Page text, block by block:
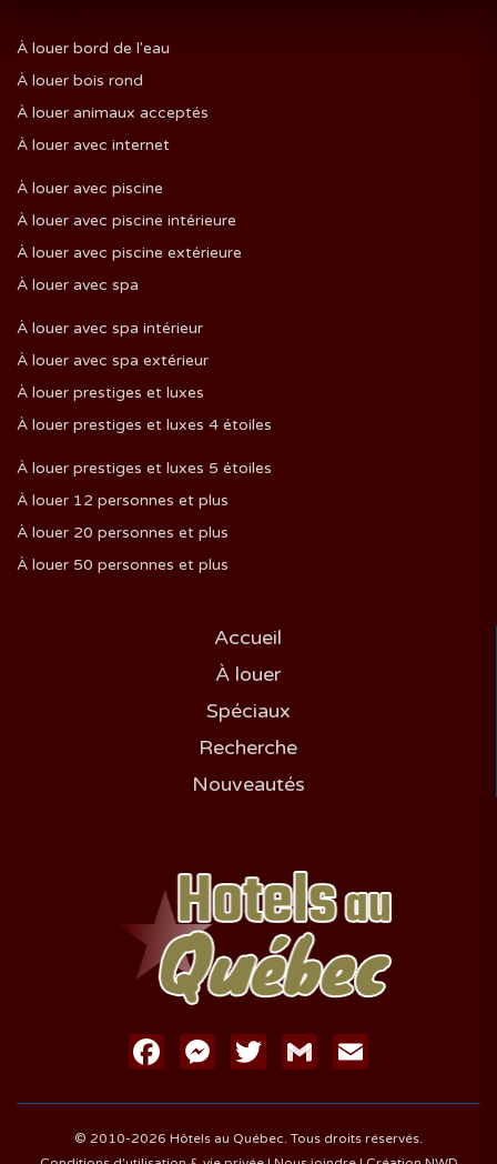
À louer bord de l'eau
À louer bois rond
À louer animaux acceptés
À louer avec internet
À louer avec piscine
À louer avec piscine intérieure
À louer avec piscine extérieure
À louer avec spa
À louer avec spa intérieur
À louer avec spa extérieur
À louer prestiges et luxes
À louer prestiges et luxes 4 étoiles
À louer prestiges et luxes 5 étoiles
À louer 12 personnes et plus
À louer 20 personnes et plus
À louer 50 personnes et plus
Accueil
À louer
Spéciaux
Recherche
Nouveautés
FacebookMessenger
Twitter Gmail
© 2010-2026 Hôtels au Québec. Tous droits réservés.